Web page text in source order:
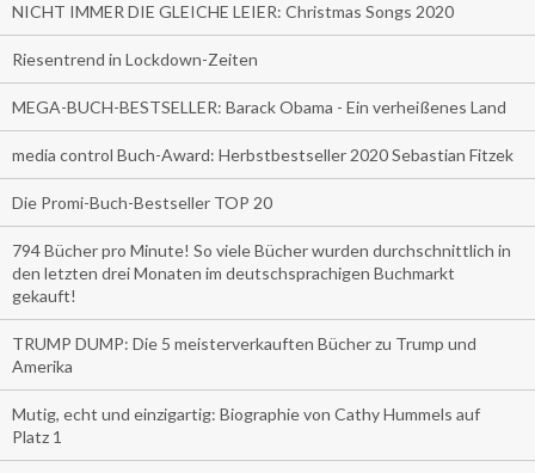
NICHT IMMER DIE GLEICHE LEIER: Christmas Songs 2020
Riesentrend in Lockdown-Zeiten
MEGA-BUCH-BESTSELLER: Barack Obama - Ein verheißenes Land
media control Buch-Award: Herbstbestseller 2020 Sebastian Fitzek
Die Promi-Buch-Bestseller TOP 20
794 Bücher pro Minute! So viele Bücher wurden durchschnittlich in
den letzten drei Monaten im deutschsprachigen Buchmarkt
gekauft!
TRUMP DUMP: Die 5 meisterverkauften Bücher zu Trump und
Amerika
Mutig, echt und einzigartig: Biographie von Cathy Hummels auf
Platz 1